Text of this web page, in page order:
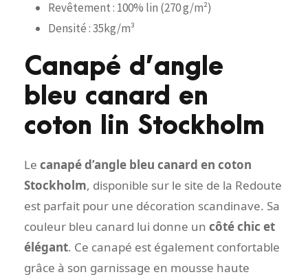
Revêtement : 100% lin (270 g/m²)
Densité : 35kg/m³
Canapé d’angle
bleu canard en
coton lin Stockholm
Le canapé d’angle bleu canard en coton
Stockholm, disponible sur le site de la Redoute
est parfait pour une décoration scandinave. Sa
couleur bleu canard lui donne un côté chic et
élégant. Ce canapé est également confortable
grâce à son garnissage en mousse haute